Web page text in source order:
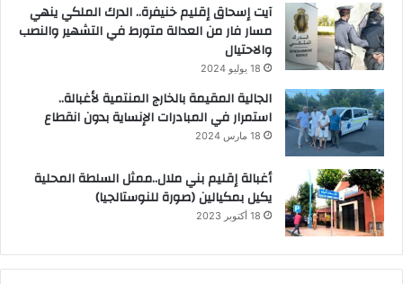
آيت إسحاق إقليم خنيفرة.. الدرك الملكي ينهي
مسار فار من العدالة متورط في التشهير والنصب
والاحتيال
18 يوليو 2024
الجالية المقيمة بالخارج المنتمية لأغبالة..
استمرار في المبادرات الإنساية بدون انقطاع
18 مارس 2024
أغبالة إقليم بني ملال..ممثل السلطة المحلية
يكيل بمكيالين (صورة للنوستالجيا)
18 أكتوبر 2023